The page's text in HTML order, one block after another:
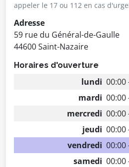
appeler le 17 ou 112 en cas
Adresse
59 rue du Général-de-Gaulle
44600 Saint-Nazaire
Horaires d'ouverture
lundi 00:00
mardi 00:00
mercredi 00:00
jeudi 00:00
vendredi 00:00
samedi 00:00